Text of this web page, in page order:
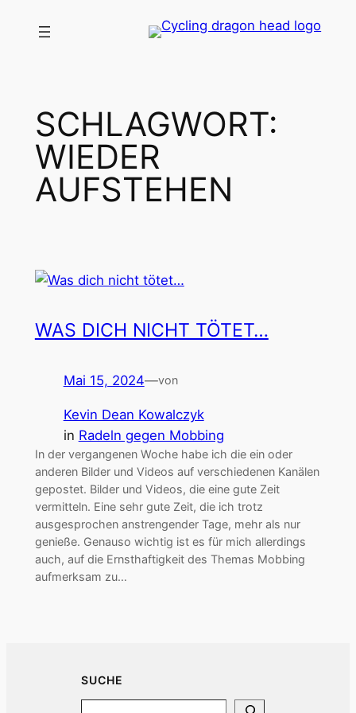
Inhalt
SCHLAGWORT:
WIEDER
AUFSTEHEN
WAS DICH NICHT TÖTET…
Mai 15, 2024—von
Kevin Dean Kowalczyk
in Radeln gegen Mobbing
In der vergangenen Woche habe ich die ein oder
anderen Bilder und Videos auf verschiedenen Kanälen
gepostet. Bilder und Videos, die eine gute Zeit
vermitteln. Eine sehr gute Zeit, die ich trotz
ausgesprochen anstrengender Tage, mehr als nur
genieße. Genauso wichtig ist es für mich allerdings
auch, auf die Ernsthaftigkeit des Themas Mobbing
aufmerksam zu…
SUCHE